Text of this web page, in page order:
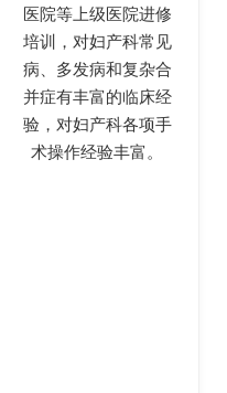
医院等上级医院进修
培训，对妇产科常见
病、多发病和复杂合
并症有丰富的临床经
验，对妇产科各项手
术操作经验丰富。